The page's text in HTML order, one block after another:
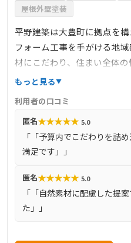
屋根外壁塗装
平野建築は大豊町に拠点を
フォーム工事を手がける地
材にこだわり、住まい全体の
屋根関係では雨漏り修理・
フターの安心感が自慢です
望を叶えてくれた」「自然
れた」など高評価。大豊町
れる職人集団として、屋根
もっと見る
利用者の口コミ
匿名★★★★★ 5.0
「「予算内でこだわりを詰
満足です」」
匿名★★★★★ 5.0
「「自然素材に配慮した提
た」」